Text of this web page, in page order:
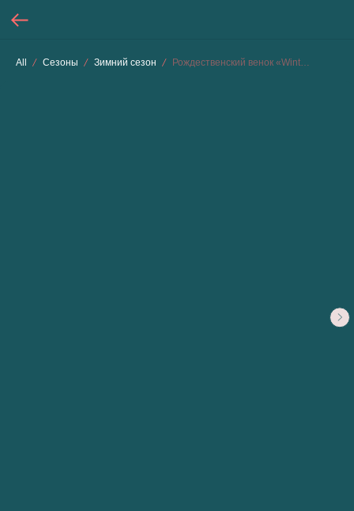
All Сезоны Зимний сезон Рождественский венок «Winterberry Elf»